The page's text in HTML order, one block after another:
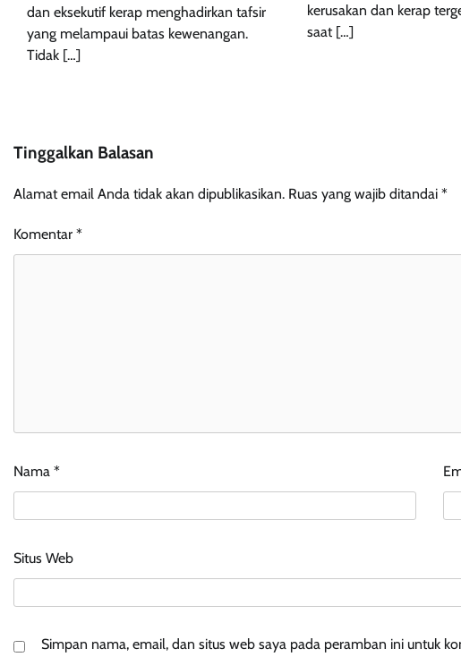
dan eksekutif kerap menghadirkan tafsir
yang melampaui batas kewenangan.
Tidak […]
kerusakan dan kerap
saat […]
Tinggalkan Balasan
Alamat email Anda tidak akan dipublikasikan. Ruas yang wajib ditandai *
Komentar *
Nama *
Situs Web
Simpan nama, email, dan situs web saya pada peramban ini untuk